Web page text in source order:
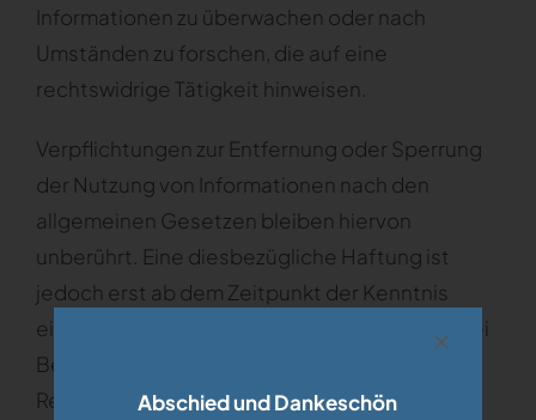
Informationen zu überwachen oder nach
Umständen zu forschen, die auf eine
rechtswidrige Tätigkeit hinweisen.
Verpflichtungen zur Entfernung oder Sperrung
der Nutzung von Informationen nach den
allgemeinen Gesetzen bleiben hiervon
unberührt. Eine diesbezügliche Haftung ist
jedoch erst ab dem Zeitpunkt der Kenntnis
einer konkreten Rechtsverletzung möglich. Bei
Bekanntwerden von entsprechenden
Rechtsverletzungen werden wir diese Inhalte
Abschied und Dankeschön